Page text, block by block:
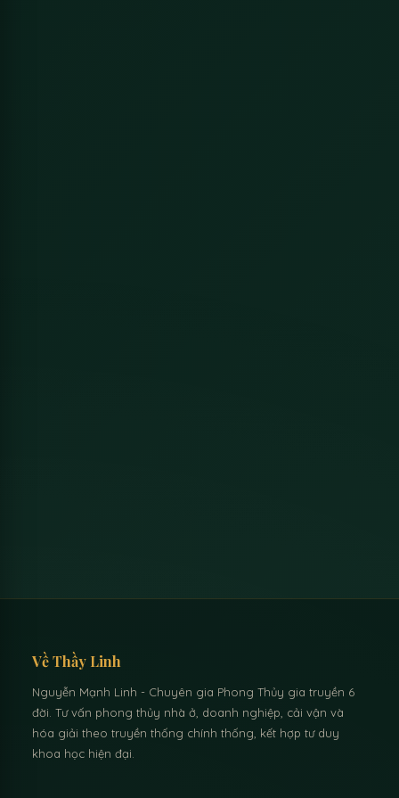
Về Thầy Linh
Nguyễn Mạnh Linh - Chuyên gia Phong Thủy gia truyền 6
đời. Tư vấn phong thủy nhà ở, doanh nghiệp, cải vận và
hóa giải theo truyền thống chính thống, kết hợp tư duy
khoa học hiện đại.